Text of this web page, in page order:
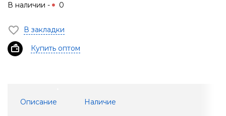
В наличии - 0
В закладки
Купить оптом
Описание Наличие